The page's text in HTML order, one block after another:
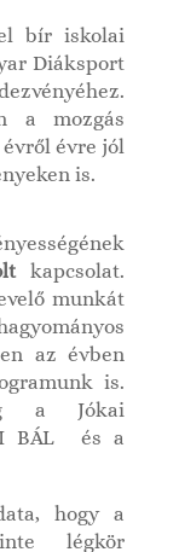
bír iskolai
Diáksport
a mozgás
évről évre jól
is.
kapcsolat.
munkát
az évben
is.
a Jókai
BÁL
és a
hogy a
légkör